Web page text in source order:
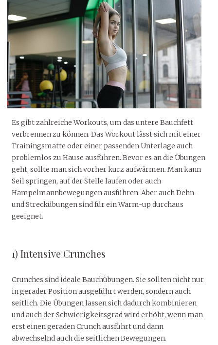
Es gibt zahlreiche Workouts, um das untere Bauchfett
verbrennen zu können. Das Workout lässt sich mit einer
Trainingsmatte oder einer passenden Unterlage auch
problemlos zu Hause ausführen. Bevor es an die Übungen
geht, sollte man sich vorher kurz aufwärmen. Man kann
Seil springen, auf der Stelle laufen oder auch
Hampelmannbewegungen ausführen. Aber auch Dehn-
und Streckübungen sind für ein Warm-up durchaus
geeignet.
1) Intensive Crunches
Crunches sind ideale Bauchübungen. Sie sollten nicht nur
in gerader Position ausgeführt werden, sondern auch
seitlich. Die Übungen lassen sich dadurch kombinieren
und auch der Schwierigkeitsgrad wird erhöht, wenn man
erst einen geraden Crunch ausführt und dann
abwechselnd auch die seitlichen Bewegungen.